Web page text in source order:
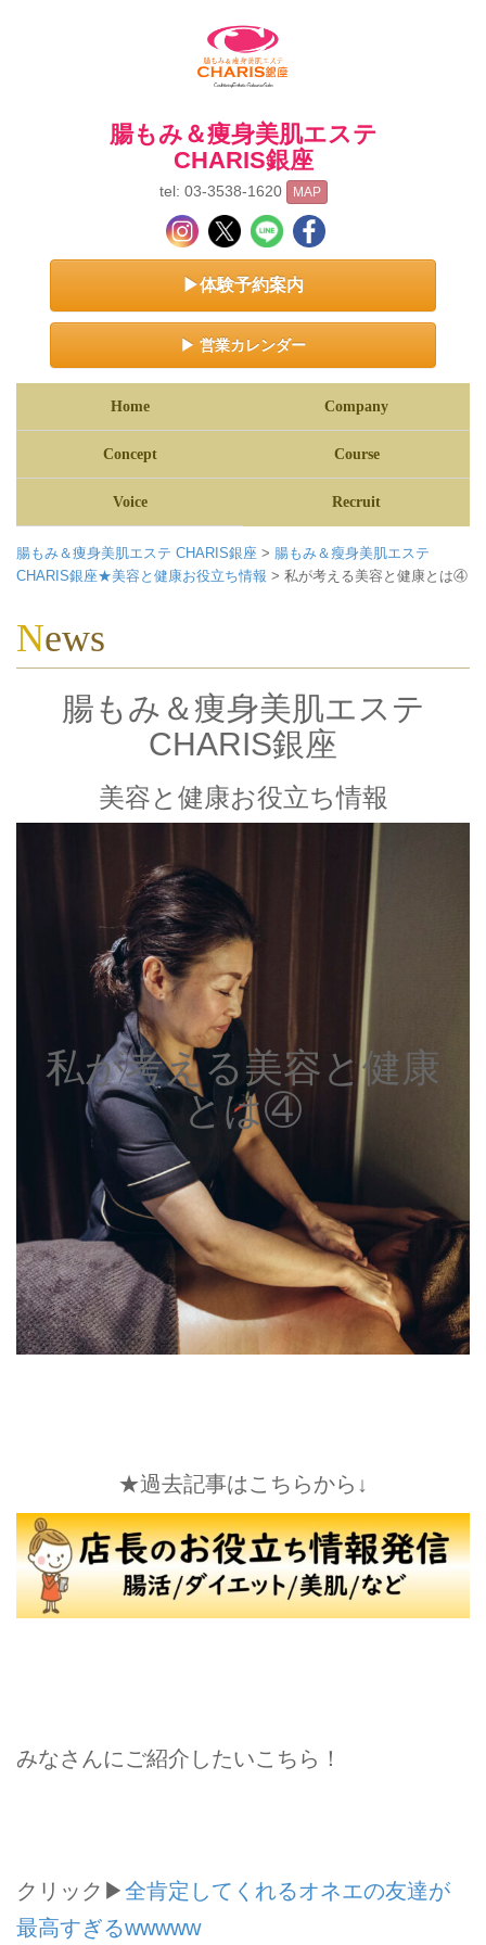
腸もみ＆痩身美肌エステ
CHARIS銀座
tel: 03-3538-1620 MAP
▶体験予約案内
▶ 営業カレンダー
Home Company
Concept Course
Voice Recruit
腸もみ＆痩身美肌エステ CHARIS銀座 > 腸もみ＆瘦身美肌エステ
CHARIS銀座★美容と健康お役立ち情報 > 私が考える美容と健康とは④
News
腸もみ＆痩身美肌エステ
CHARIS銀座
美容と健康お役立ち情報
私が考える美容と健康
とは④
★過去記事はこちらから↓
みなさんにご紹介したいこちら！
クリック▶全肯定してくれるオネエの友達が
最高すぎるwwwww